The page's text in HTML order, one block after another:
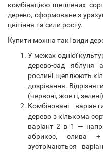
комбінацією щеплених
дерево, сформоване з
цвітіння та сили росту.
Купити можна такі види
У межах однієї
дерево-сад яблуня
рослині щеплюють
дозрівання.
(червоні, жовті,
Комбіновані
дерево з кількома
варіант 2 в 1 —
абрикос, слива
зустрічаються